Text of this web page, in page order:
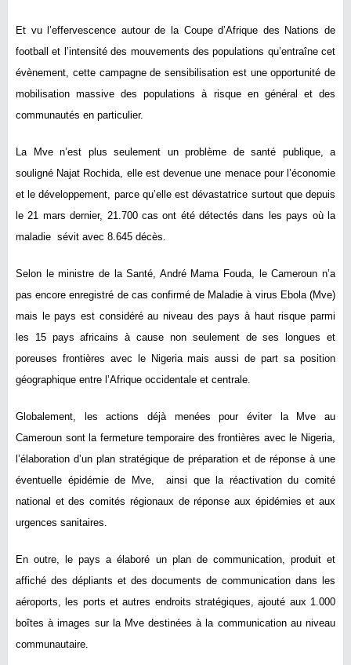
Et vu l’effervescence autour de la Coupe d’Afrique des Nations de
football et l’intensité des mouvements des populations qu’entraîne cet
évènement, cette campagne de sensibilisation est une opportunité de
mobilisation massive des populations à risque en général et des
communautés en particulier.
La Mve n’est plus seulement un problème de santé publique, a
souligné Najat Rochida, elle est devenue une menace pour l’économie
et le développement, parce qu’elle est dévastatrice surtout que depuis
le 21 mars dernier, 21.700 cas ont été détectés dans les pays où la
maladie sévit avec 8.645 décès.
Selon le ministre de la Santé, André Mama Fouda, le Cameroun n’a
pas encore enregistré de cas confirmé de Maladie à virus Ebola (Mve)
mais le pays est considéré au niveau des pays à haut risque parmi
les 15 pays africains à cause non seulement de ses longues et
poreuses frontières avec le Nigeria mais aussi de part sa position
géographique entre l’Afrique occidentale et centrale.
Globalement, les actions déjà menées pour éviter la Mve au
Cameroun sont la fermeture temporaire des frontières avec le Nigeria,
l’élaboration d’un plan stratégique de préparation et de réponse à une
éventuelle épidémie de Mve, ainsi que la réactivation du comité
national et des comités régionaux de réponse aux épidémies et aux
urgences sanitaires.
En outre, le pays a élaboré un plan de communication, produit et
affiché des dépliants et des documents de communication dans les
aéroports, les ports et autres endroits stratégiques, ajouté aux 1.000
boîtes à images sur la Mve destinées à la communication au niveau
communautaire.